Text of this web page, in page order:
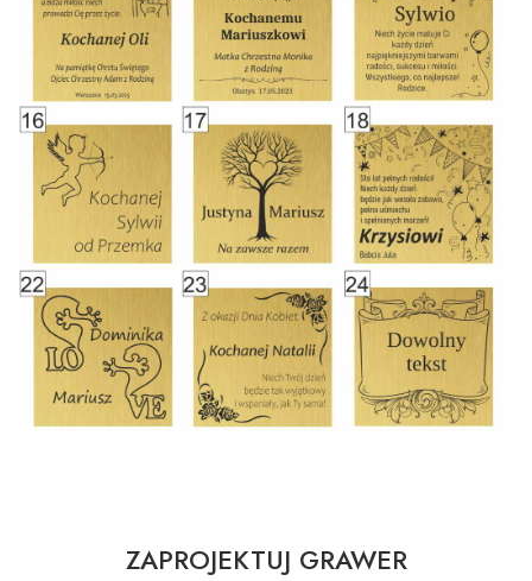
ZAPROJEKTUJ GRAWER